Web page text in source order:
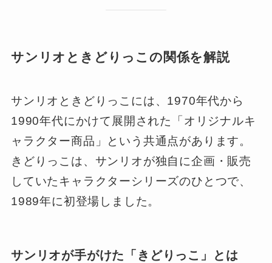
サンリオときどりっこの関係を解説
サンリオときどりっこには、1970年代から
1990年代にかけて展開された「オリジナルキ
ャラクター商品」という共通点があります。
きどりっこは、サンリオが独自に企画・販売
していたキャラクターシリーズのひとつで、
1989年に初登場しました。
サンリオが手がけた「きどりっこ」とは